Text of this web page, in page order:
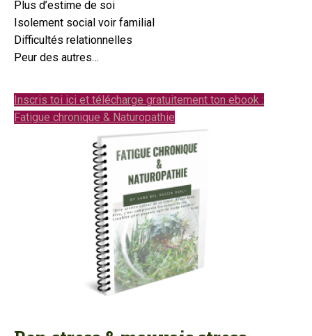
Plus d’estime de soi
Isolement social voir familial
Difficultés relationnelles
Peur des autres…
Inscris toi ici et télécharge gratuitement ton ebook :
Fatigue chronique & Naturopathie